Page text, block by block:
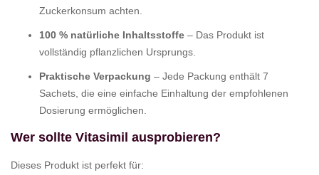
Zuckerkonsum achten.
100 % natürliche Inhaltsstoffe – Das Produkt ist
vollständig pflanzlichen Ursprungs.
Praktische Verpackung – Jede Packung enthält 7
Sachets, die eine einfache Einhaltung der empfohlenen
Dosierung ermöglichen.
Wer sollte Vitasimil ausprobieren?
Dieses Produkt ist perfekt für: